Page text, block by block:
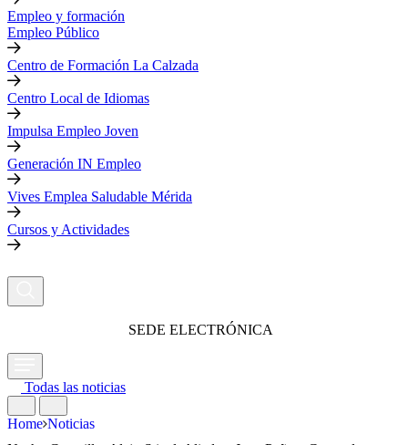
Empleo y formación
Empleo Público
Centro de Formación La Calzada
Centro Local de Idiomas
Impulsa Empleo Joven
Generación IN Empleo
Vives Emplea Saludable Mérida
Cursos y Actividades
SEDE ELECTRÓNICA
Todas las noticias
Home Noticias